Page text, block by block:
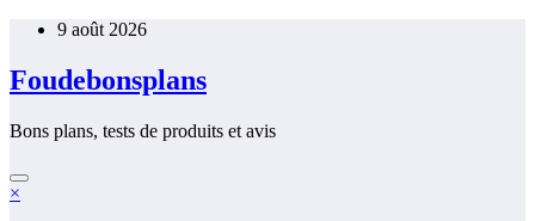
Aller
contenu
9 août 2026
Foudebonsplans
Bons plans, tests de produits et avis
×